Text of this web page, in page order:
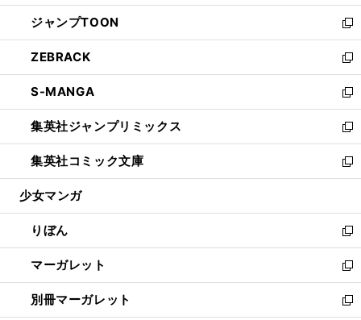
開
く
ウ
で
開
く
ン
ド
ウ
で
開
く
ウ
ィ
ン
ド
ウ
で
開
く
し
い
ウ
ィ
ン
ド
ウ
で
開
く
ジャンプTOON
新
し
い
ウ
ィ
ン
ド
ウ
で
開
ZEBRACK
新
し
い
ウ
ィ
ン
ド
ウ
開
く
S-MANGA
新
し
い
ウ
ィ
ン
ウ
で
開
く
集英社ジャンプリミックス
新
し
い
ウ
ン
ド
ウ
で
開
く
集英社コミック文庫
新
し
ウ
ィ
ン
ド
ウ
で
開
少女マンガ
りぼん
新
し
い
ウ
ィ
マーガレット
新
し
い
別冊マーガレット
新